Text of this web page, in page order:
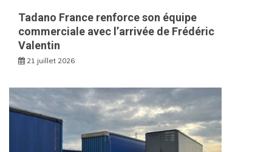
Tadano France renforce son équipe
commerciale avec l’arrivée de Frédéric
Valentin
21 juillet 2026